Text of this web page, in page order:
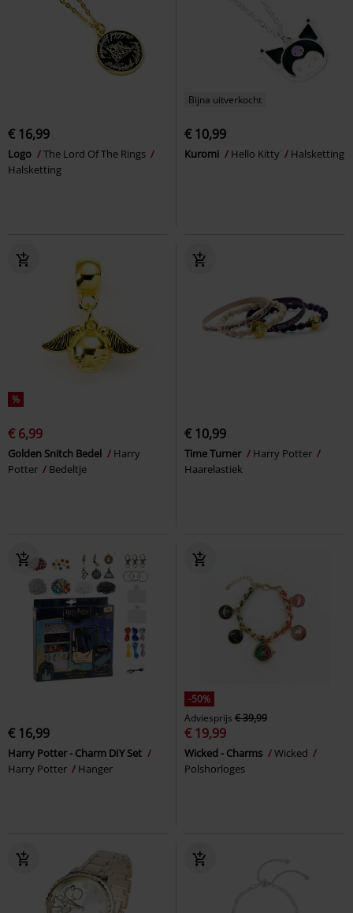
€ 16,99
Logo
The Lord Of The Rings
Halsketting
Bijna uitverkocht
€ 10,99
Kuromi Hello Kitty Halsketting
%
€ 6,99
Golden Snitch Bedel
Harry
Potter
Bedeltje
€ 10,99
Time Turner
Harry Potter
Haarelastiek
€ 16,99
Harry Potter - Charm DIY Set
Harry Potter
Hanger
-50%
Adviesprijs € 39,99
€ 19,99
Wicked - Charms
Wicked
Polshorloges